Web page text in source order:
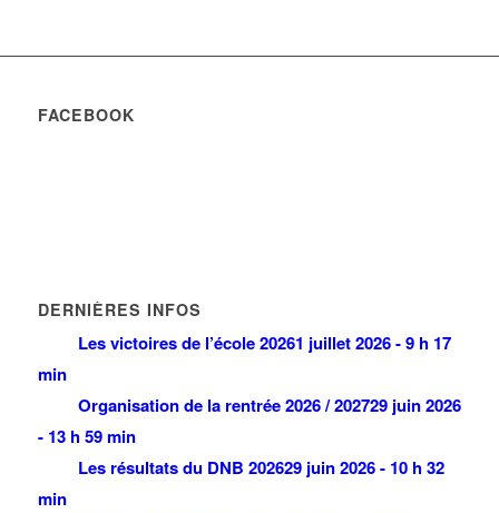
FACEBOOK
DERNIÈRES INFOS
Les victoires de l’école 20261 juillet 2026 - 9 h 17
min
Organisation de la rentrée 2026 / 202729 juin 2026
- 13 h 59 min
Les résultats du DNB 202629 juin 2026 - 10 h 32
min